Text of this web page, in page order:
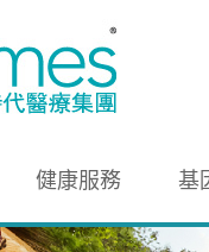
健康服務 基